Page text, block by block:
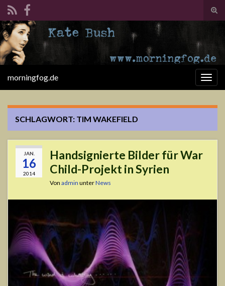
Search for:
morningfog.de
SCHLAGWORT: TIM WAKEFIELD
JAN.
16
2014
Handsignierte Bilder für War
Child-Projekt in Syrien
Von admin unterNews